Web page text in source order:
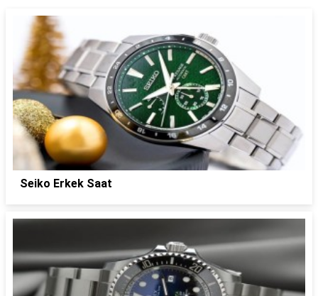
Seiko Erkek Saat